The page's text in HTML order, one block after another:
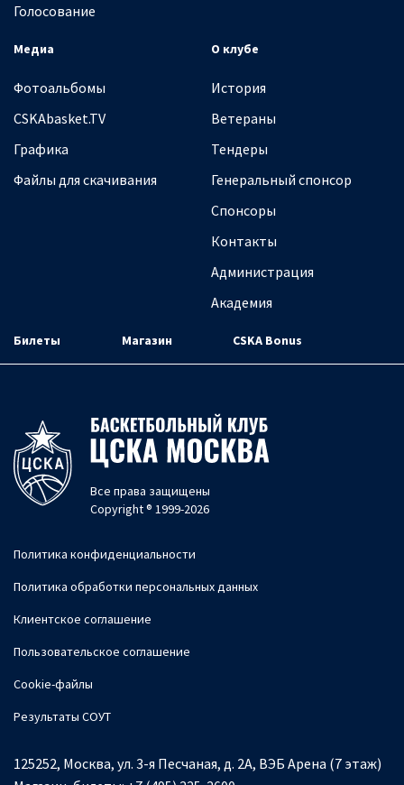
Голосование
Медиа
Фотоальбомы
CSKAbasket.TV
Графика
Файлы для скачивания
О клубе
История
Ветераны
Тендеры
Генеральный спонсор
Спонсоры
Контакты
Администрация
Академия
Билеты Магазин CSKA Bonus
Все права защищены
Copyright ® 1999-2026
Политика конфиденциальности
Политика обработки персональных данных
Клиентское соглашение
Пользовательское соглашение
Cookie-файлы
Результаты СОУТ
125252, Москва, ул. 3-я Песчаная, д. 2А, ВЭБ Арена (7 этаж)